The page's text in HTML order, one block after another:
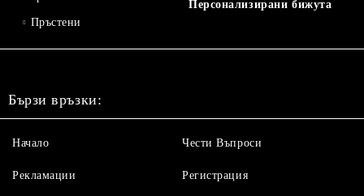
Пръстени
Персонализирани бижута
Бързи връзки:
Начало
Рекламации
Чести Въпроси
Регистрация